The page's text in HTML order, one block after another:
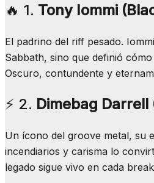
🔥 1. Tony Iommi
El padrino del riff pesado.
Sabbath, sino que definió
Oscuro, contundente y
⚡ 2. Dimebag Darrell
Un ícono del groove metal, su
incendiarios y carisma lo
legado sigue vivo en cada